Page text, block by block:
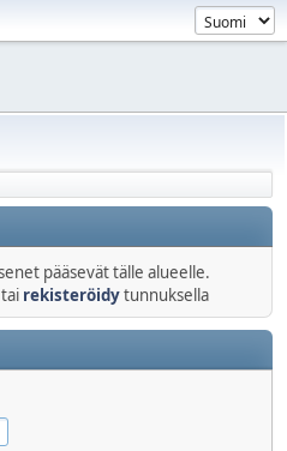
pääsevät tälle alueelle.
rekisteröidytunnuksella